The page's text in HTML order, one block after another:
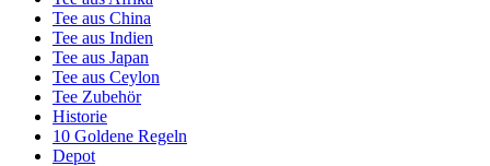
Tee aus China
Tee aus Indien
Tee aus Japan
Tee aus Ceylon
Tee Zubehör
Historie
10 Goldene Regeln
Depot